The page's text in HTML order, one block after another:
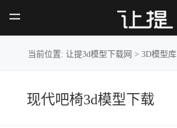
当前位置:让提3d模型下载网 >3D模型库
现代吧椅3d模型下载